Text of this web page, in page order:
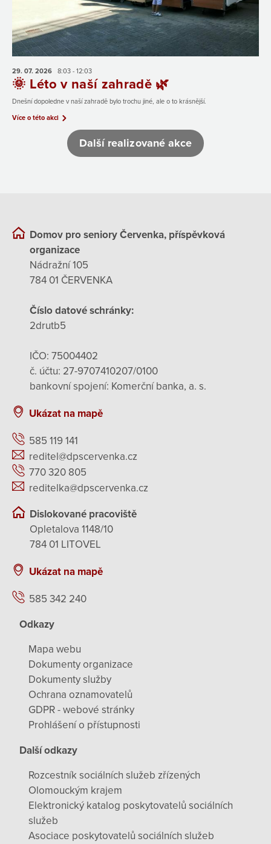
29. 07. 2026 8:03 - 12:03
🌞 Léto v naší zahradě 🌿
Dnešní dopoledne v naší zahradě bylo trochu jiné, ale o to krásnější.
Více o této akci
Další realizované akce
Domov pro seniory Červenka, příspěvková
organizace
Nádražní 105
784 01 ČERVENKA
Číslo datové schránky:
2drutb5
IČO: 75004402
č. účtu: 27-9707410207/0100
bankovní spojení: Komerční banka, a. s.
Ukázat na mapě
585 119 141
reditel@dpscervenka.cz
770 320 805
reditelka@dpscervenka.cz
Dislokované pracoviště
Opletalova 1148/10
784 01 LITOVEL
Ukázat na mapě
585 342 240
Odkazy
Mapa webu
Dokumenty organizace
Dokumenty služby
Ochrana oznamovatelů
GDPR - webové stránky
Prohlášení o přístupnosti
Další odkazy
Rozcestník sociálních služeb zřízených
Olomouckým krajem
Elektronický katalog poskytovatelů sociálních
služeb
Asociace poskytovatelů sociálních služeb